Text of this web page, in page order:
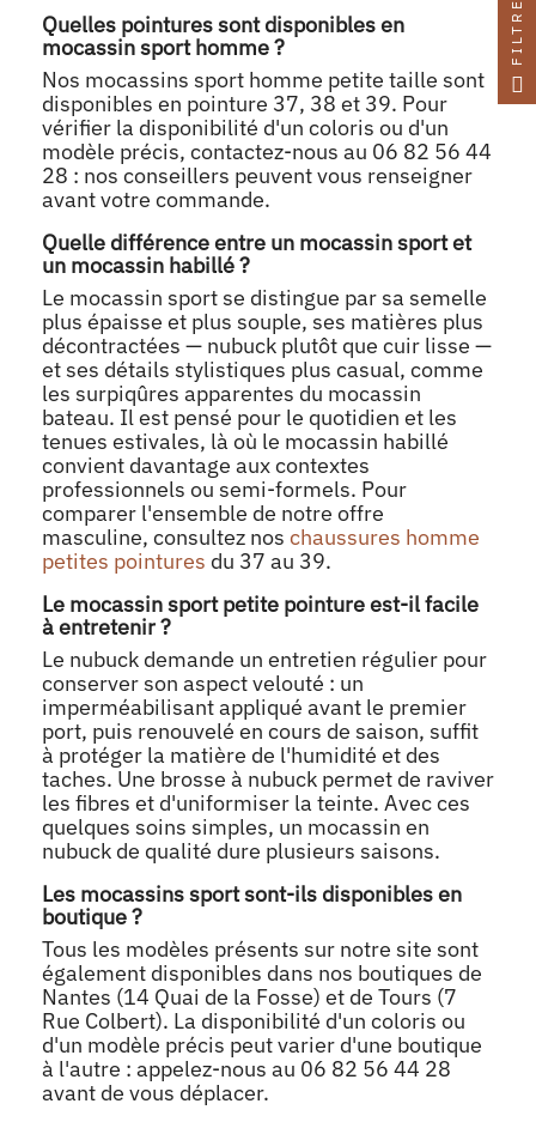
Quelles pointures sont disponibles en
mocassin sport homme ?
Nos mocassins sport homme petite taille sont
disponibles en pointure 37, 38 et 39. Pour
vérifier la disponibilité d'un coloris ou d'un
modèle précis, contactez-nous au 06 82 56 44
28 : nos conseillers peuvent vous renseigner
avant votre commande.
Quelle différence entre un mocassin sport et
un mocassin habillé ?
Le mocassin sport se distingue par sa semelle
plus épaisse et plus souple, ses matières plus
décontractées — nubuck plutôt que cuir lisse —
et ses détails stylistiques plus casual, comme
les surpiqûres apparentes du mocassin
bateau. Il est pensé pour le quotidien et les
tenues estivales, là où le mocassin habillé
convient davantage aux contextes
professionnels ou semi-formels. Pour
comparer l'ensemble de notre offre
masculine, consultez nos chaussures homme
petites pointures du 37 au 39.
Le mocassin sport petite pointure est-il facile
à entretenir ?
Le nubuck demande un entretien régulier pour
conserver son aspect velouté : un
imperméabilisant appliqué avant le premier
port, puis renouvelé en cours de saison, suffit
à protéger la matière de l'humidité et des
taches. Une brosse à nubuck permet de raviver
les fibres et d'uniformiser la teinte. Avec ces
quelques soins simples, un mocassin en
nubuck de qualité dure plusieurs saisons.
Les mocassins sport sont-ils disponibles en
boutique ?
Tous les modèles présents sur notre site sont
également disponibles dans nos boutiques de
Nantes (14 Quai de la Fosse) et de Tours (7
Rue Colbert). La disponibilité d'un coloris ou
d'un modèle précis peut varier d'une boutique
à l'autre : appelez-nous au 06 82 56 44 28
avant de vous déplacer.
FILTRE